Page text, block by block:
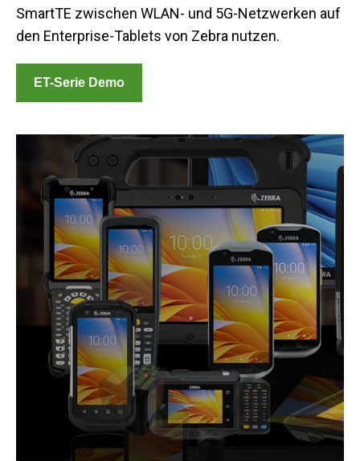
SmartTE zwischen WLAN- und 5G-Netzwerken auf
den Enterprise-Tablets von Zebra nutzen.
ET-Serie Demo